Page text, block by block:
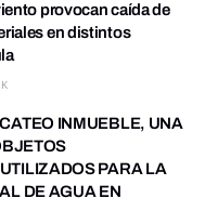
provocan caída de
en distintos
INMUEBLE, UNA
PARA LA
DE AGUA EN